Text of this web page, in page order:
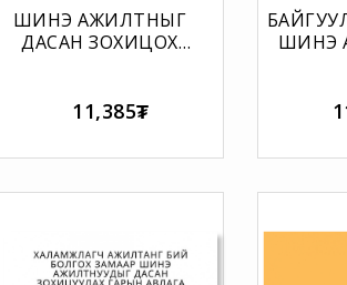
ШИНЭ АЖИЛТНЫГ
ДАСАН ЗОХИЦОХ
ХУГАЦААНД НЬ
АСУУЛТ
11,385₮
ШИНЭ